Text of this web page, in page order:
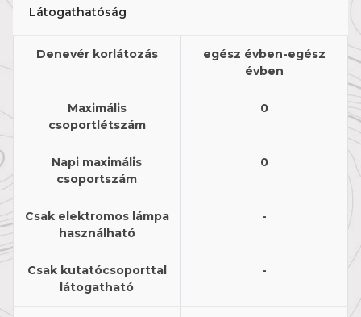
Látogathatóság
Denevér korlátozás
egész évben-egész
évben
Maximális
csoportlétszám
0
Napi maximális
csoportszám
0
Csak elektromos lámpa
használható
-
Csak kutatócsoporttal
látogatható
-